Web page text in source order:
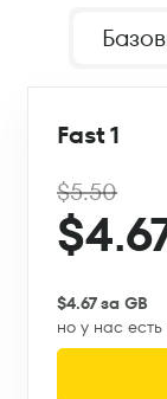
Fast 1
$5.50
$4.67 за GB
но у нас